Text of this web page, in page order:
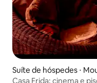
Suíte de hóspedes ⋅
Casa Frida: cinema e